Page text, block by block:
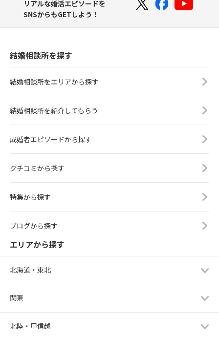
リアルな婚活エピソードを
SNSからもGETしよう！
結婚相談所を探す
結婚相談所をエリアから探す
結婚相談所を紹介してもらう
成婚者エピソードから探す
クチコミから探す
特集から探す
ブログから探す
エリアから探す
北海道・東北
関東
北陸・甲信越